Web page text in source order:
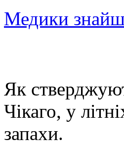
Медики
Як
Чікаго, у
запахи.